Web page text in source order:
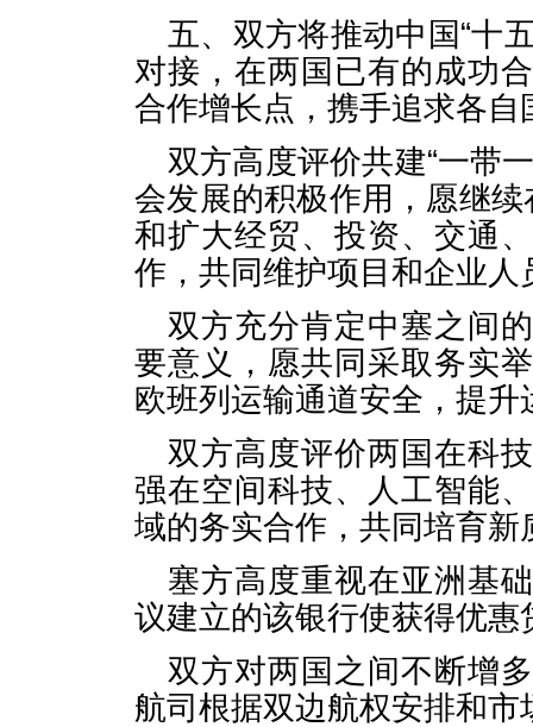
五、双方将推动中国“十
对接，在两国已有的成功
合作增长点，携手追求各自
双方高度评价共建“一带
会发展的积极作用，愿继续
和扩大经贸、投资、交通
作，共同维护项目和企业人
双方充分肯定中塞之间
要意义，愿共同采取务实
欧班列运输通道安全，提升
双方高度评价两国在科
强在空间科技、人工智能
域的务实合作，共同培育新
塞方高度重视在亚洲基
议建立的该银行使获得优
双方对两国之间不断增
航司根据双边航权安排和